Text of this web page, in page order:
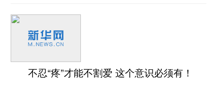
不忍“疼”才能不割爱 这个意识必须有！